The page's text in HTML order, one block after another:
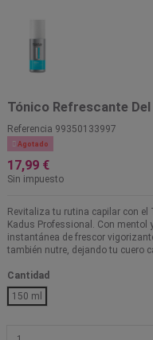
Tónico Refrescante
Referencia 99350133997
 Agotado
17,99 €
Sin impuesto
Revitaliza tu rutina capilar con el
Kadus Professional. Con mentol
instantánea de frescor
también nutre, dejando tu cuero
Cantidad
150 ml